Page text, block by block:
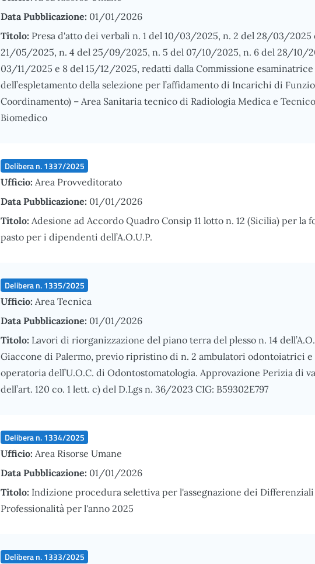
Data Pubblicazione: 01/01/2026
Titolo: Presa d'atto dei verbali n. 1 del 10/03/2025, n. 2 del 28/03/2025
21/05/2025, n. 4 del 25/09/2025, n. 5 del 07/10/2025, n. 6 del 28/10/
03/11/2025 e 8 del 15/12/2025, redatti dalla Commissione
dell’espletamento della selezione per l’affidamento di Incarichi di
Coordinamento) – Area Sanitaria tecnico di Radiologia Medica e
Biomedico
Delibera n. 1337/2025
Ufficio: Area Provveditorato
Data Pubblicazione: 01/01/2026
Titolo: Adesione ad Accordo Quadro Consip 11 lotto n. 12 (Sicilia) per la
pasto per i dipendenti dell’A.O.U.P.
Delibera n. 1335/2025
Ufficio: Area Tecnica
Data Pubblicazione: 01/01/2026
Titolo: Lavori di riorganizzazione del piano terra del plesso n. 14
Giaccone di Palermo, previo ripristino di n. 2 ambulatori odontoiatrici e
operatoria dell’U.O.C. di Odontostomatologia. Approvazione Perizia di
dell’art. 120 co. 1 lett. c) del D.Lgs n. 36/2023 CIG: B59302E797
Delibera n. 1334/2025
Ufficio: Area Risorse Umane
Data Pubblicazione: 01/01/2026
Titolo: Indizione procedura selettiva per l'assegnazione dei
Professionalità per l'anno 2025
Delibera n. 1333/2025